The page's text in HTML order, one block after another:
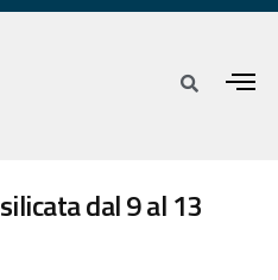
dal 9 al 13